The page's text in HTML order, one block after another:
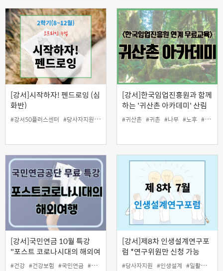
[강서]시작하자! 펜드로잉 (심
화반)
#강서50플러스센터 #당사자지원 #드로잉 #여가 #인생설계 #일활동지원 #취미
[강서]한국임업진흥원과 함께
하는 '귀산촌 아카데미' 산림
관광 비즈니스 사례 (주말 종
일반)
#귀산촌 #귀촌 #나무 #노후 #당사자지원
[강서]국민연금 10월 특강
"포스트 코로나시대의 해외여
행"
#건강 #건강보험 #국민연금 #당사자지원 #여행 #인생설계 #일활동지원 #코로
[강서]제8차 인생설계연구포
럼 *연구위원만 신청 가능
#당사자지원 #인생설계 #일활동지원